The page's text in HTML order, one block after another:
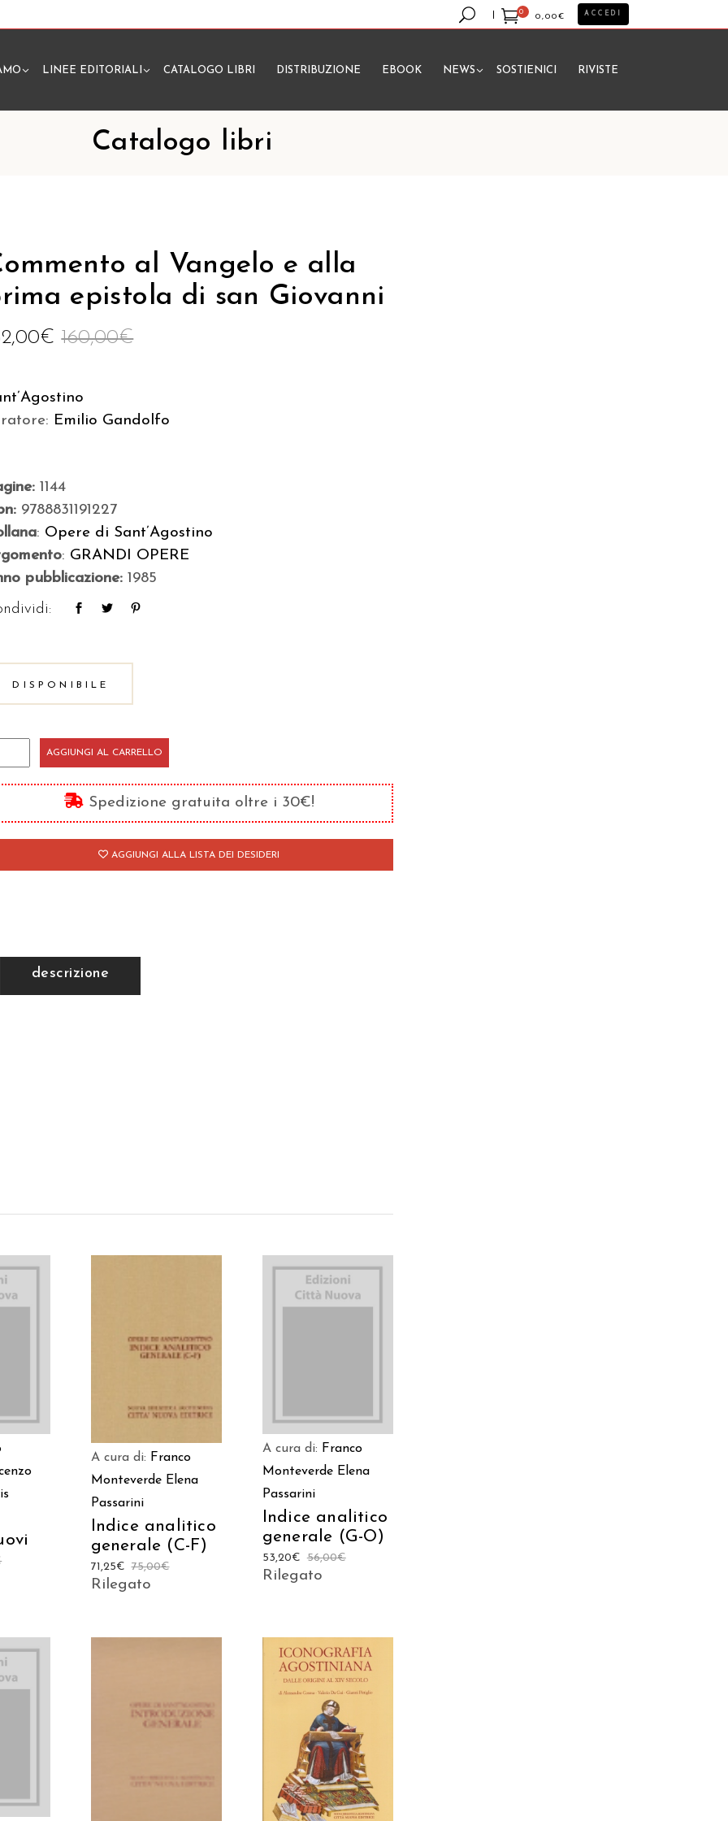
0
0,00€
Nessun prodotto nel carrello.
ACCEDI
LINEE EDITORIALI CATALOGO LIBRI DISTRIBUZIONE EBOOK NEWS SOSTIENICI RIVISTE
Catalogo libri
al Vangelo e alla
epistola di san Giovanni
160,00€
€
Emilio Gandolfo
1144
9788831191227
: Opere di Sant’Agostino
: GRANDI OPERE
pubblicazione:1985
DISPONIBILE
AGGIUNGI AL CARRELLO
Spedizione gratuita oltre i 30€!
AGGIUNGI ALLA LISTA DEI DESIDERI
descrizione
AGGIUNGI AL
CARRELLO
A cura di: Franco
Monteverde Elena
Passarini
Indice analitico
generale (C-F)
75,00€
71,25€
Rilegato
A cura di: Franco
Monteverde Elena
Passarini
Indice analitico
generale (G-O)
56,00€
53,20€
Rilegato
AGGIUNGI AL AGGIUNGI AL
CARRELLO